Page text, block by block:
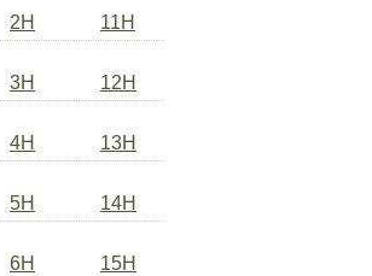
2H 11H
3H 12H
4H 13H
5H 14H
6H 15H